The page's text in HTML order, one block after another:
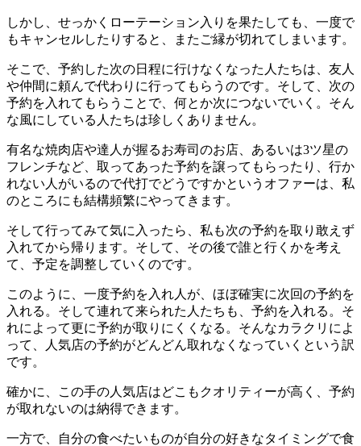
しかし、せっかくローテーション入りを果たしても、一度で
もキャンセルしたりすると、またご縁が切れてしまいます。
そこで、予約した次の日程に行けなくなった人たちは、友人
や仲間に頼んで代わりに行ってもらうのです。そして、次の
予約を入れてもらうことで、何とか次につないでいく。そん
な風にしている人たちは珍しくありません。
有名な焼肉店や達人が握るお寿司のお店、あるいは3ツ星の
フレンチなど、取ってあった予約を譲ってもらったり、行か
れない人がいるので代打でどうですかというオファーは、私
のところにも結構頻繁にやってきます。
そして行ってみて気に入ったら、私も次の予約を取り敢えず
入れてから帰ります。そして、その後で誰と行くかを考え
て、予定を調整していくのです。
このように、一度予約を入れ人が、ほぼ確実に次回の予約を
入れる。そして連れて来られた人たちも、予約を入れる。そ
れによって更に予約が取りにくくなる。そんなカラクリによ
って、人気店の予約がどんどん取れなくなっていくという訳
です。
確かに、この手の人気店はどこもクオリティーが高く、予約
が取れないのは納得できます。
一方で、自分の食べたいものが自分の好きなタイミングで食